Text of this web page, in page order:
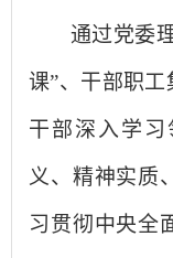
通过党委
课”、干部职
干部深入学
义、精神实质
习贯彻中央全